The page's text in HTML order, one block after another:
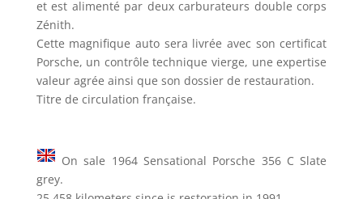
et est alimenté par deux carburateurs double corps
Zénith.
Cette magnifique auto sera livrée avec son certificat
Porsche, un contrôle technique vierge, une expertise
valeur agrée ainsi que son dossier de restauration.
Titre de circulation française.
On sale 1964 Sensational Porsche 356 C Slate
grey.